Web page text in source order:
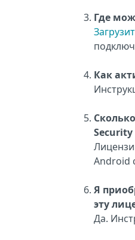
Где
Как
Security
Android
Я
эту
Да.